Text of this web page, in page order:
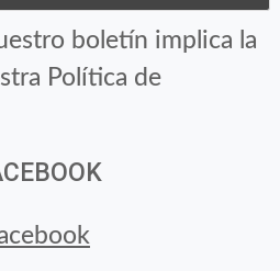
boletín implica la
Política de